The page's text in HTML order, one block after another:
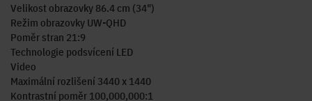
Velikost obrazovky 86.4 cm (34")
Režim obrazovky UW-QHD
Poměr stran 21:9
Technologie podsvícení LED
Video
Maximální rozlišení 3440 x 1440
Kontrastní poměr 100,000,000:1